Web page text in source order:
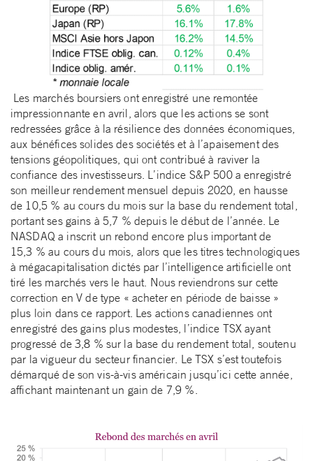
Les marchés boursiers ont enregistré une remontée
impressionnante en avril, alors que les actions se sont
redressées grâce à la résilience des données économiques,
aux bénéfices solides des sociétés et à l’apaisement des
tensions géopolitiques, qui ont contribué à raviver la
confiance des investisseurs. L’indice S&P 500 a enregistré
son meilleur rendement mensuel depuis 2020, en hausse
de 10,5 % au cours du mois sur la base du rendement total,
portant ses gains à 5,7 % depuis le début de l’année. Le
NASDAQ a inscrit un rebond encore plus important de
15,3 % au cours du mois, alors que les titres technologiques
à mégacapitalisation dictés par l’intelligence artificielle ont
tiré les marchés vers le haut. Nous reviendrons sur cette
correction en V de type « acheter en période de baisse »
plus loin dans ce rapport. Les actions canadiennes ont
enregistré des gains plus modestes, l’indice TSX ayant
progressé de 3,8 % sur la base du rendement total, soutenu
par la vigueur du secteur financier. Le TSX s’est toutefois
démarqué de son vis-à-vis américain jusqu’ici cette année,
affichant maintenant un gain de 7,9 %.